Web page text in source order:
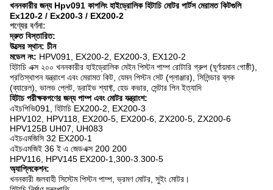
খননকারীর জন্য Hpv091 কাপলিং হাইড্রোলিক হিটাচি মোটর পার্টস মেরামত কিটগুলি
Ex120-2 / Ex200-3 / EX200-2
পণ্যের বর্ণনা:
দ্রুত বিস্তারিত:
উত্সের স্থান: চীন
মডেল নং: HPV091, EX200-2, EX200-3, EX120-2
হিটাচি এক্স ২০০ খননকারীর হাইড্রোলিক মেইন পিস্টন পাম্প রোটারি গ্রুপ (ঘূর্ণায়মান গোষ্ঠী),
প্রতিস্থাপন যন্ত্রাংশ এবং মেরামত কিট, যেমন পিস্টন সেট (প্লাঞ্জার), সিলিন্ডার ব্লক
(ব্যারেল), ভালভ প্লেট, ড্রাইভ শ্যাফ্ট, হেড কভার, সেন্টার পিন ইত্যাদি
হিটাচ পরীক্ষকগণের জন্য পাম্প এবং মোটর যন্ত্রাংশ:
এইচপিভি091, হিটাচি EX200-2, EX200-3
HPV102, HPV118, EX200-5, EX200-6, ZX200-5, ZX200-6
HPV125B UH07, UH083
এইচএমজিসি 32 EX200-1
এইচএমজিই 36 ই এ জেডএক্স 200 200
HPV116, HPV145 EX200-1,300-3.300-5
অ্যাপ্লিকেশন:
খননকারী জলবাহী সিস্টেম পিস্টন পাম্প, ভ্রমণ মোটর, সুইং মোটর।